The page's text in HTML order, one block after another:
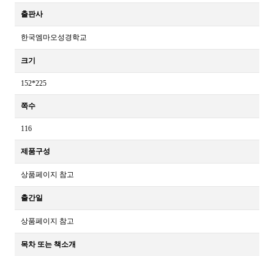
출판사
한국엠마오성경학교
크기
152*225
쪽수
116
제품구성
상품페이지 참고
출간일
상품페이지 참고
목차 또는 책소개